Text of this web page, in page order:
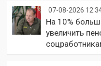
07-08-2026
На 10%
увеличить